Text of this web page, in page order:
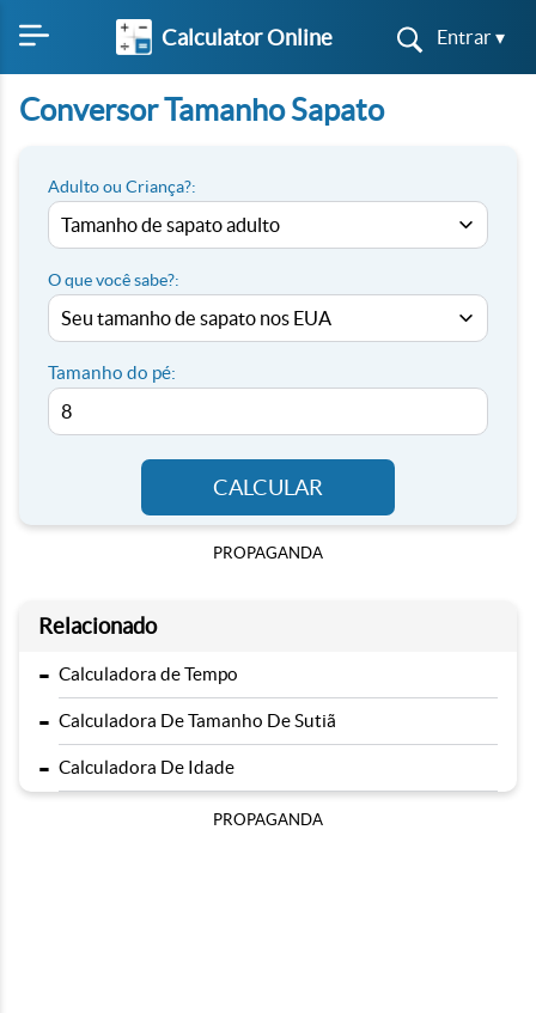
Calculator Online Entrar ▾
Conversor Tamanho Sapato
Adulto ou Criança?:
O que você sabe?:
Tamanho do pé:
CALCULAR
PROPAGANDA
Relacionado
- Calculadora de Tempo
- Calculadora De Tamanho De Sutiã
- Calculadora De Idade
PROPAGANDA